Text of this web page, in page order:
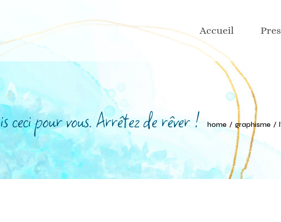
Accueil
pour vous. Arrêtez de rêver ! home graphisme